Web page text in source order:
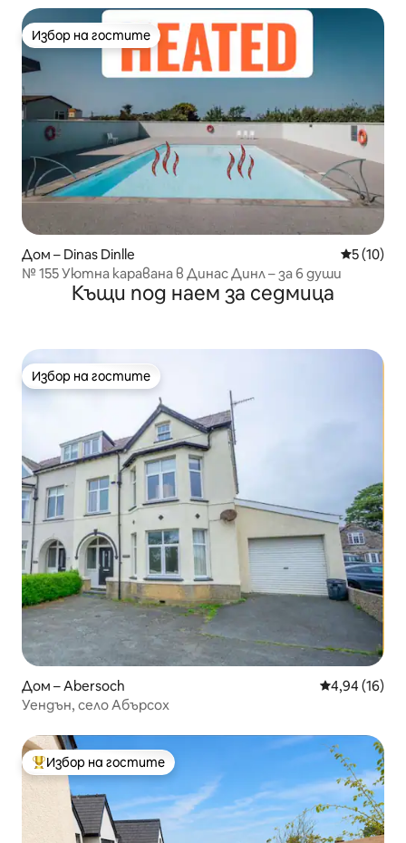
Избор на гостите
Избор на гостите
Дом – Dinas Dinlle Средна
5 (10)
№ 155 Уютна каравана в Динас Динл – за 6 души
Къщи под наем за седмица
Избор на гостите
Избор на гостите
Дом – Abersoch Средна
4,94 (16)
Уендън, село Абърсох
Най-популярен избор на гостите
Избор на гостите